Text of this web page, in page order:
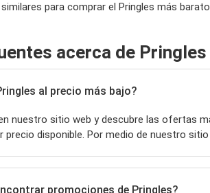
para comprar el Pringles más
acerca de Pringles
al precio más bajo?
nuestro sitio web y descubre las ofertas
precio disponible. Por medio de nuestro
promociones de Pringles?